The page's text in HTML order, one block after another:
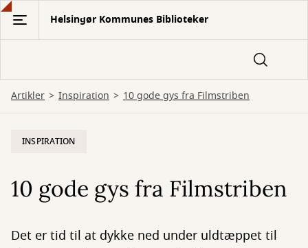
Gå
hovedindhold
Helsingør Kommunes Biblioteker
Artikler Inspiration 10 gode gys fra Filmstriben
INSPIRATION
10 gode gys fra Filmstriben
Det er tid til at dykke ned under uldtæppet til